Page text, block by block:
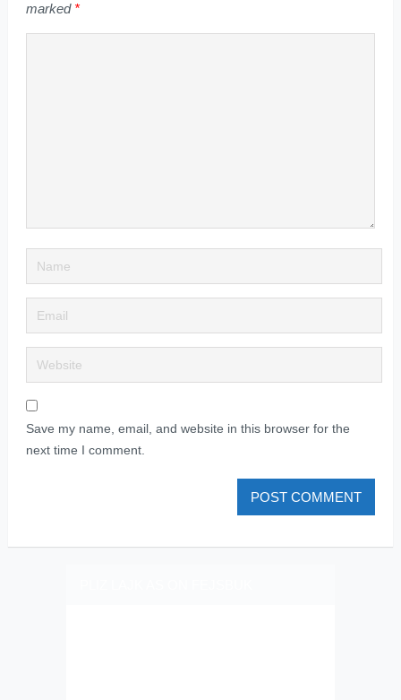
marked *
Save my name, email, and website in this browser for the
next time I comment.